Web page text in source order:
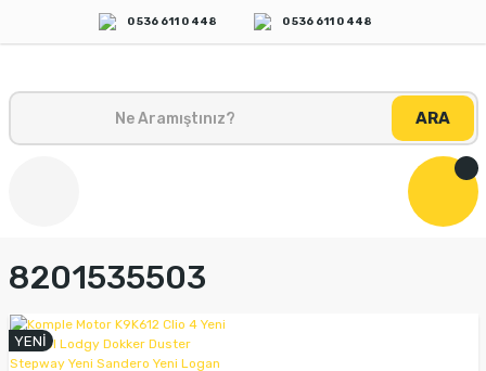
0 536 611 0 448 0 536 611 0 448
ARA
8201535503
YENİ